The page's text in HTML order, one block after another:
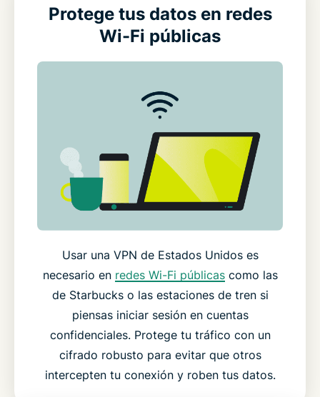
Protege tus datos en redes
Wi-Fi públicas
Usar una VPN de Estados Unidos es
necesario en redes Wi-Fi públicascomo las
de Starbucks o las estaciones de tren si
piensas iniciar sesión en cuentas
confidenciales. Protege tu tráfico con un
cifrado robusto para evitar que otros
intercepten tu conexión y roben tus datos.